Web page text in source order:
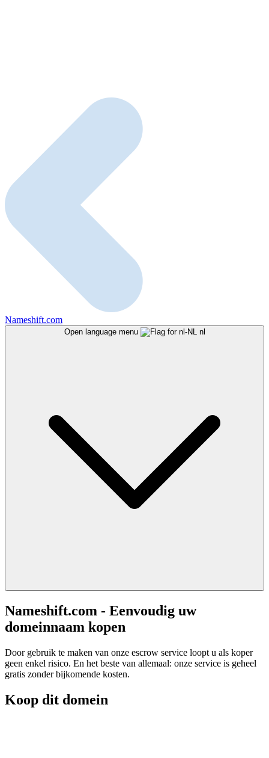
Nameshift.com
Open language menu nl
Nameshift.com - Eenvoudig uw
domeinnaam kopen
Door gebruik te maken van onze escrow service loopt u als koper
geen enkel risico. En het beste van allemaal: onze service is geheel
gratis zonder bijkomende kosten.
Koop dit domein